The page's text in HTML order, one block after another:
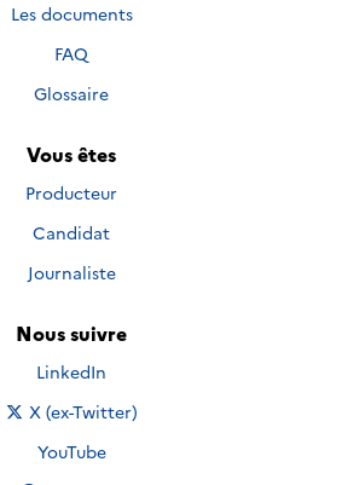
Les documents
FAQ
Glossaire
Vous êtes
Producteur
Candidat
Journaliste
Nous suivre
Nous suivre sur
LinkedIn
Nous suivre sur
X (ex-Twitter)
Nous suivre sur
YouTube